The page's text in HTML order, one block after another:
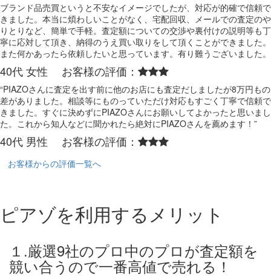
ブランド品売買というと不安なイメージでしたが、対応が的確で信頼で
きました。本当に煩わしいことがなく、宅配回収、メールでの査定のや
りとりなど、簡単で手軽。査定額についての交渉や裏付けの説明等も丁
寧に応対して頂き、納得のうえ買い取りをして頂くことができました。
また何かあったら依頼したいと思っています。有り難うございました。
40代 女性 お客様の評価：
“PIAZOさんに査定を出す前に他のお店にも査定だしましたが8万円もの
差がありました。相談等にものっていただけ対応もすごく丁寧で信頼で
きました。すぐに決めずにPIAZOさんにお願いしてよかったと思いまし
た。これから知人などに聞かれたら絶対にPIAZOさんを薦めます！”
40代 男性 お客様の評価：
お客様からの評価一覧へ
ピアゾを利用するメリット
１.厳選9社のプロ中のプロが査定額を
競い合うので一番高値で売れる！